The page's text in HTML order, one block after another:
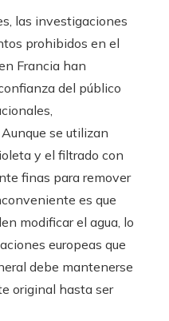
las investigaciones
prohibidos en el
Francia han
del público
se utilizan
y el filtrado con
finas para remover
es que
modificar el agua, lo
europeas que
debe mantenerse
original hasta ser